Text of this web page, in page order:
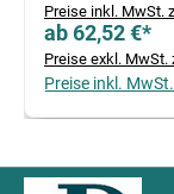
Preise inkl. MwSt.
ab 62,52 €*
Preise exkl. MwSt.
Preise inkl.